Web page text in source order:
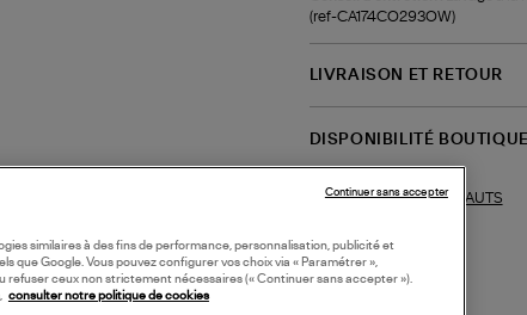
(ref-CA174CO293OW)
LIVRAISON ET RETOUR
DISPONIBILITÉ BOUTIQUE
Collections similaires : HAUTS
similaires à des fins de performance, personnalisation, publicité et
que Google. Vous pouvez configurer vos choix via « Paramétrer »,
refuser ceux non strictement nécessaires (« Continuer sans accepter »).
consulter notre politique de cookies
Continuer sans accepter